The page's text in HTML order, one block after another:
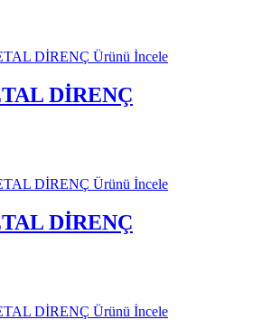
Ürünü İncele
DİRENÇ
Ürünü İncele
DİRENÇ
Ürünü İncele